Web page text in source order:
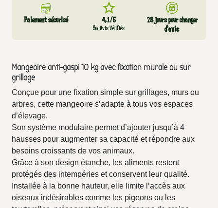
Paiement sécurisé 4,1/5
Sur Avis Vérifiés
28 jours pour changer
d’avis
Mangeoire anti-gaspi 10 kg avec fixation murale ou sur
grillage
Conçue pour une fixation simple sur grillages, murs ou
arbres, cette mangeoire s’adapte à tous vos espaces
d’élevage.
Son système modulaire permet d’ajouter jusqu’à 4
hausses pour augmenter sa capacité et répondre aux
besoins croissants de vos animaux.
Grâce à son design étanche, les aliments restent
protégés des intempéries et conservent leur qualité.
Installée à la bonne hauteur, elle limite l’accès aux
oiseaux indésirables comme les pigeons ou les